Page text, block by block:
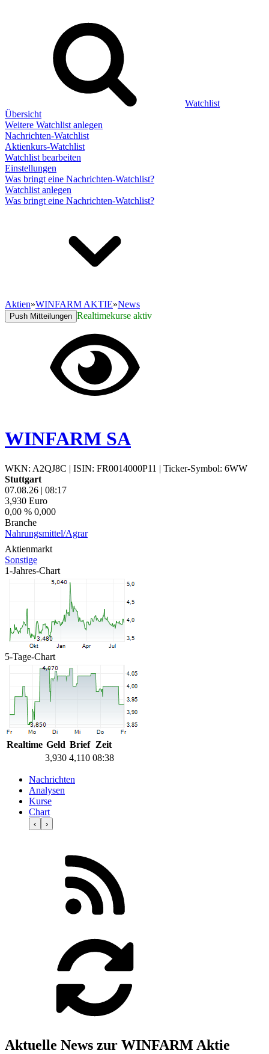
Watchlist
Übersicht
Weitere Watchlist anlegen
Nachrichten-Watchlist
Aktienkurs-Watchlist
Watchlist bearbeiten
Einstellungen
Was bringt eine Nachrichten-Watchlist?
Watchlist anlegen
Was bringt eine Nachrichten-Watchlist?
Aktien»WINFARM AKTIE»News
Push Mitteilungen Realtimekurse aktiv
WINFARM SA
WKN: A2QJ8C | ISIN: FR0014000P11 | Ticker-Symbol: 6WW
Stuttgart
07.08.26 | 08:17
3,930 Euro
0,00 % 0,000
Branche
Nahrungsmittel/Agrar
Aktienmarkt
Sonstige
1-Jahres-Chart
5-Tage-Chart
Realtime Geld Brief
Zeit
3,930 4,110 08:38
Nachrichten
Analysen
Kurse
Chart
‹ ›
Aktuelle News zur WINFARM Aktie